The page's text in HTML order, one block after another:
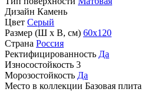
Дизайн Камень
Цвет Серый
Размер (Ш х В, см) 60х120
Страна Россия
Ректифицированность Да
Износостойкость 3
Морозостойкость Да
Место в коллекции Базовая плита